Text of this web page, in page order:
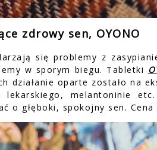
zdrowy sen, OYONO
się problemy z
w sporym biegu. Tabletki
działanie oparte zostało na
lekarskiego, melantoninie
o głęboki, spokojny sen. Cena